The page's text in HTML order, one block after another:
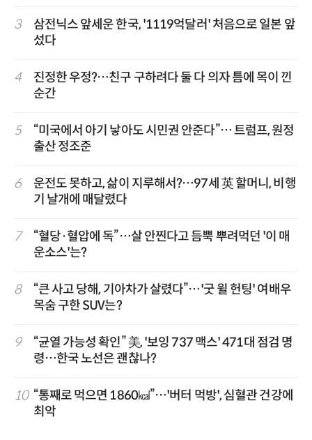
3
삼전닉스 앞세운 한국, '1119억달러' 처음으로 일본 앞
섰다
4
진정한 우정?…친구 구하려다 둘 다 의자 틈에 목이 낀
순간
5
“미국에서 아기 낳아도 시민권 안준다”… 트럼프, 원정
출산 정조준
6
운전도 못하고, 삶이 지루해서?…97세 英 할머니, 비행
기 날개에 매달렸다
7
“혈당·혈압에 독”…살 안찐다고 듬뿍 뿌려먹던 '이 매
운소스'는?
8
“큰 사고 당해, 기아차가 살렸다”…'굿 윌 헌팅' 여배우
목숨 구한 SUV는?
9
“균열 가능성 확인” 美, '보잉 737 맥스' 471대 점검 명
령…한국 노선은 괜찮나?
10 “통째로 먹으면 1860㎉”…'버터 먹방', 심혈관 건강에
최악